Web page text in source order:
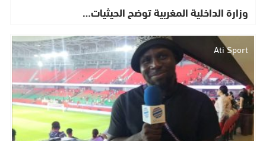
وزارة الداخلية المغربية توضح الحيثيات…
Ati Sport